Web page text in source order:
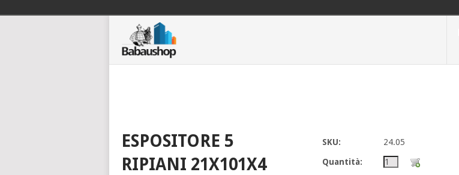
ESPOSITORE 5
RIPIANI 21X101X4
SKU: 24.05
Quantità: